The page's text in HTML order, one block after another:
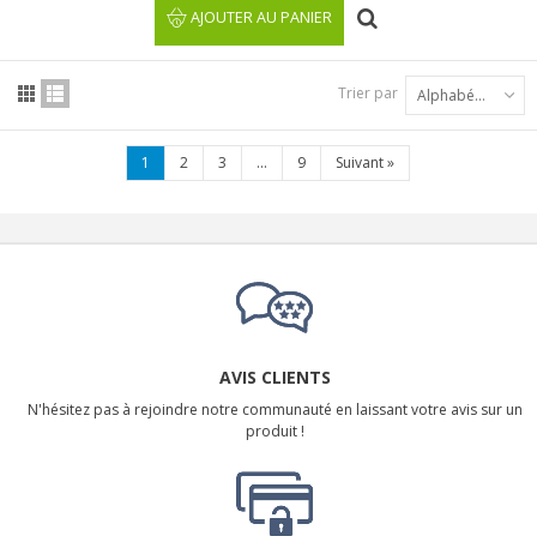
AJOUTER AU PANIER
Trier par Alphabétique : A à Z
1 2 3 ... 9 Suivant»
AVIS CLIENTS
N'hésitez pas à rejoindre notre communauté en laissant votre avis sur un
produit !